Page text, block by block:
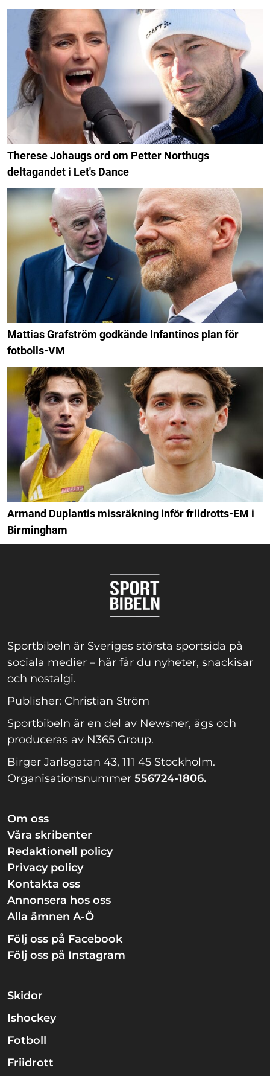
Therese Johaugs ord om Petter Northugs
deltagandet i Let's Dance
Mattias Grafström godkände Infantinos plan för
fotbolls-VM
Armand Duplantis missräkning inför friidrotts-EM i
Birmingham
Sportbibeln är Sveriges största sportsida på
sociala medier – här får du nyheter, snackisar
och nostalgi.
Publisher: Christian Ström
Sportbibeln är en del av Newsner, ägs och
produceras av N365 Group.
Birger Jarlsgatan 43, 111 45 Stockholm.
Organisationsnummer 556724-1806.
Om oss
Våra skribenter
Redaktionell policy
Privacy policy
Kontakta oss
Annonsera hos oss
Alla ämnen A-Ö
Följ oss på Facebook
Följ oss på Instagram
Skidor
Ishockey
Fotboll
Friidrott